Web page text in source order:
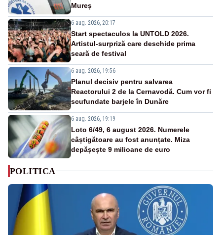
Mureș
6 aug. 2026, 20:17
Start spectaculos la UNTOLD 2026.
Artistul-surpriză care deschide prima
seară de festival
6 aug. 2026, 19:56
Planul decisiv pentru salvarea
Reactorului 2 de la Cernavodă. Cum vor fi
scufundate barjele în Dunăre
6 aug. 2026, 19:19
Loto 6/49, 6 august 2026. Numerele
câștigătoare au fost anunțate. Miza
depășește 9 milioane de euro
POLITICA